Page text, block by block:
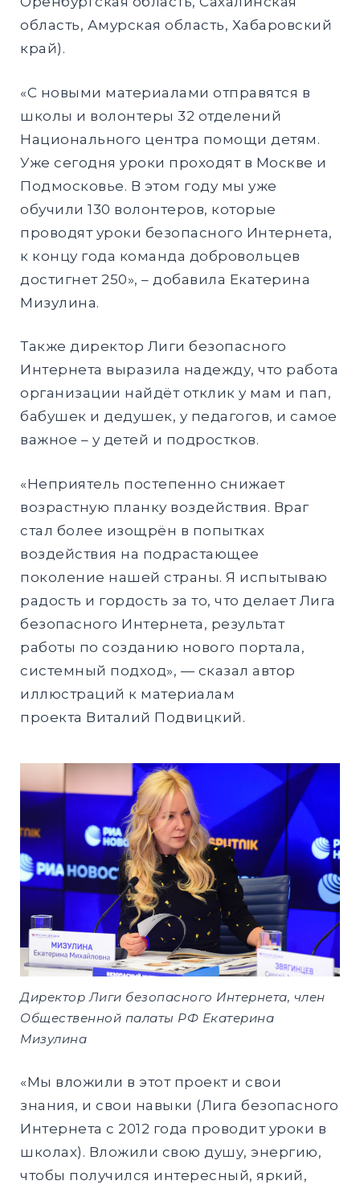
область, Амурская область, Хабаровский
край).
«С новыми материалами отправятся в
школы и волонтеры 32 отделений
Национального центра помощи детям.
Уже сегодня уроки проходят в Москве и
Подмосковье. В этом году мы уже
обучили 130 волонтеров, которые
проводят уроки безопасного Интернета,
к концу года команда добровольцев
достигнет 250», – добавила Екатерина
Мизулина.
Также директор Лиги безопасного
Интернета выразила надежду, что работа
организации найдёт отклик у мам и пап,
бабушек и дедушек, у педагогов, и самое
важное – у детей и подростков.
«Неприятель постепенно снижает
возрастную планку воздействия. Враг
стал более изощрён в попытках
воздействия на подрастающее
поколение нашей страны. Я испытываю
радость и гордость за то, что делает Лига
безопасного Интернета, результат
работы по созданию нового портала,
системный подход», — сказал автор
иллюстраций к материалам
проекта Виталий Подвицкий.
Директор Лиги безопасного Интернета, член
Общественной палаты РФ Екатерина
Мизулина
«Мы вложили в этот проект и свои
знания, и свои навыки (Лига безопасного
Интернета с 2012 года проводит уроки в
школах). Вложили свою душу, энергию,
чтобы получился интересный, яркий,